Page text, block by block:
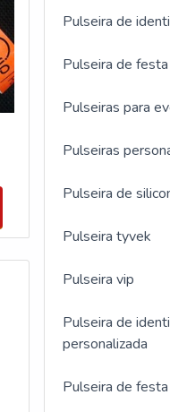
Pulseira de
Pulseira de festa
Pulseiras para
Pulseiras
Pulseira de
Pulseira tyvek
Pulseira vip
Pulseira de
personalizada
Pulseira de